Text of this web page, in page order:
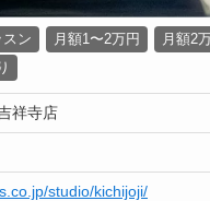
ン 月額1〜2万円 月額2
祥寺店
studio/kichijoji/